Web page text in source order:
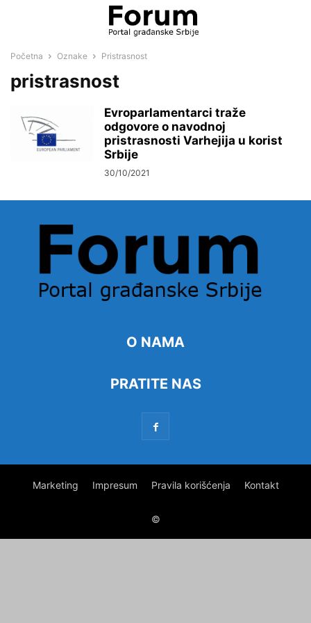
Početna Oznake Pristrasnost
pristrasnost
Evroparlamentarci traže
odgovore o navodnoj
pristrasnosti Varhejija u korist
Srbije
30/10/2021
O NAMA
PRATITE NAS
Marketing Impresum Pravila korišćenja Kontakt
©